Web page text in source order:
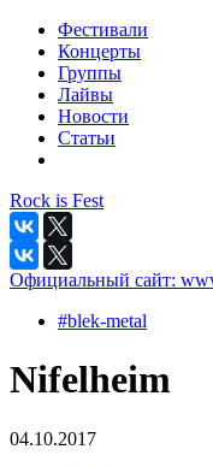
Фестивали
Концерты
Группы
Лайвы
Новости
Статьи
Rock is Fest
Официальный сайт:
#blek-metal
Nifelheim
04.10.2017